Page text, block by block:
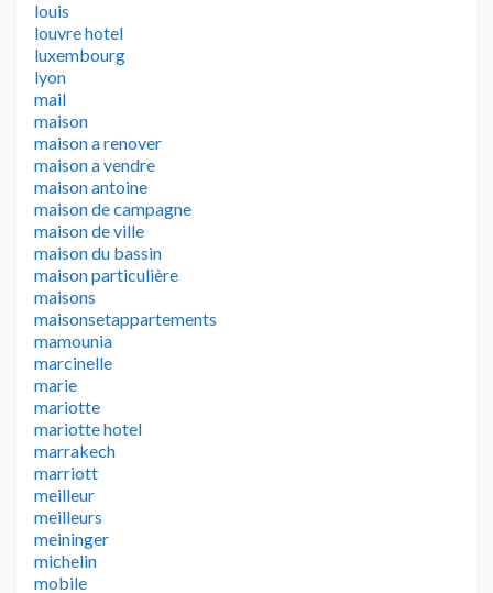
louis
louvre hotel
luxembourg
lyon
mail
maison
maison a renover
maison a vendre
maison antoine
maison de campagne
maison de ville
maison du bassin
maison particulière
maisons
maisonsetappartements
mamounia
marcinelle
marie
mariotte
mariotte hotel
marrakech
marriott
meilleur
meilleurs
meininger
michelin
mobile